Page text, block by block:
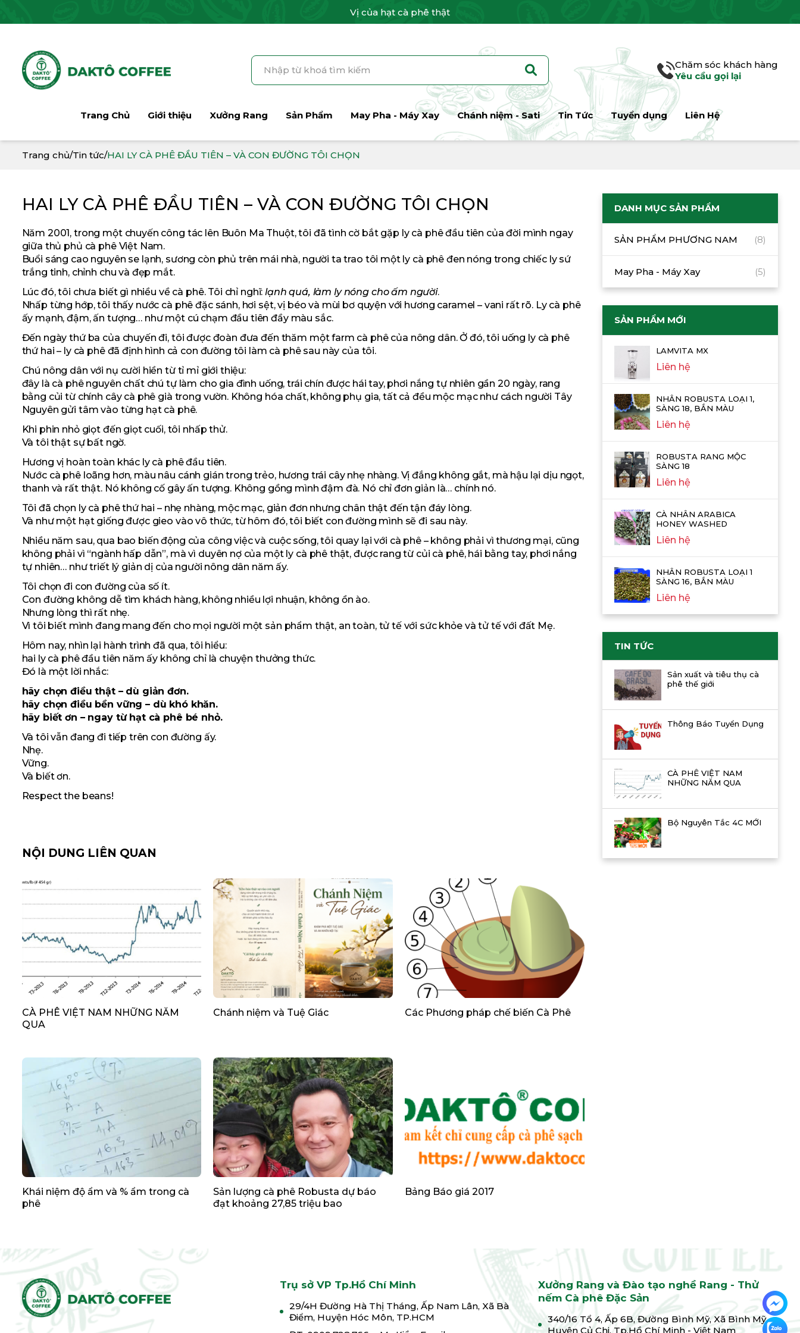
Vị của hạt cà phê thật
Chăm sóc khách hàng
Yêu cầu gọi lại
Trang Chủ Giới thiệu Xưởng Rang Sản Phẩm May Pha - Máy Xay Chánh niệm - Sati Tin Tức Tuyển dụng Liên Hệ
Trang chủ/Tin tức/HAI LY CÀ PHÊ ĐẦU TIÊN – VÀ CON ĐƯỜNG TÔI CHỌN
HAI LY CÀ PHÊ ĐẦU TIÊN – VÀ CON ĐƯỜNG TÔI CHỌN
Năm 2001, trong một chuyến công tác lên Buôn Ma Thuột, tôi đã tình cờ bắt gặp ly cà phê đầu tiên của đời mình ngay
giữa thủ phủ cà phê Việt Nam.
Buổi sáng cao nguyên se lạnh, sương còn phủ trên mái nhà, người ta trao tôi một ly cà phê đen nóng trong chiếc ly sứ
trắng tinh, chỉnh chu và đẹp mắt.
Lúc đó, tôi chưa biết gì nhiều về cà phê. Tôi chỉ nghĩ: lạnh quá, làm ly nóng cho ấm người.
Nhấp từng hớp, tôi thấy nước cà phê đặc sánh, hơi sệt, vị béo và mùi bơ quyện với hương caramel – vani rất rõ. Ly cà phê
ấy mạnh, đậm, ấn tượng… như một cú chạm đầu tiên đầy màu sắc.
Đến ngày thứ ba của chuyến đi, tôi được đoàn đưa đến thăm một farm cà phê của nông dân. Ở đó, tôi uống ly cà phê
thứ hai – ly cà phê đã định hình cả con đường tôi làm cà phê sau này của tôi.
Chú nông dân với nụ cười hiền từ tỉ mỉ giới thiệu:
đây là cà phê nguyên chất chú tự làm cho gia đình uống, trái chín được hái tay, phơi nắng tự nhiên gần 20 ngày, rang
bằng củi từ chính cây cà phê già trong vườn. Không hóa chất, không phụ gia, tất cả đều mộc mạc như cách người Tây
Nguyên gửi tâm vào từng hạt cà phê.
Khi phin nhỏ giọt đến giọt cuối, tôi nhấp thử.
Và tôi thật sự bất ngờ.
Hương vị hoàn toàn khác ly cà phê đầu tiên.
Nước cà phê loãng hơn, màu nâu cánh gián trong trẻo, hương trái cây nhẹ nhàng. Vị đắng không gắt, mà hậu lại dịu ngọt,
thanh và rất thật. Nó không cố gây ấn tượng. Không gồng mình đậm đà. Nó chỉ đơn giản là… chính nó.
Tôi đã chọn ly cà phê thứ hai – nhẹ nhàng, mộc mạc, giản đơn nhưng chân thật đến tận đáy lòng.
Và như một hạt giống được gieo vào vô thức, từ hôm đó, tôi biết con đường mình sẽ đi sau này.
Nhiều năm sau, qua bao biến động của công việc và cuộc sống, tôi quay lại với cà phê – không phải vì thương mại, cũng
không phải vì “ngành hấp dẫn”, mà vì duyên nợ của một ly cà phê thật, được rang từ củi cà phê, hái bằng tay, phơi nắng
tự nhiên… như triết lý giản dị của người nông dân năm ấy.
Tôi chọn đi con đường của số ít.
Con đường không dễ tìm khách hàng, không nhiều lợi nhuận, không ồn ào.
Nhưng lòng thì rất nhẹ.
Vì tôi biết mình đang mang đến cho mọi người một sản phẩm thật, an toàn, tử tế với sức khỏe và tử tế với đất Mẹ.
Hôm nay, nhìn lại hành trình đã qua, tôi hiểu:
hai ly cà phê đầu tiên năm ấy không chỉ là chuyện thưởng thức.
Đó là một lời nhắc:
hãy chọn điều thật – dù giản đơn.
hãy chọn điều bền vững – dù khó khăn.
hãy biết ơn – ngay từ hạt cà phê bé nhỏ.
Và tôi vẫn đang đi tiếp trên con đường ấy.
Nhẹ.
Vững.
Và biết ơn.
Respect the beans!
NỘI DUNG LIÊN QUAN
CÀ PHÊ VIỆT NAM NHỮNG NĂM
QUA
Chánh niệm và Tuệ Giác Các Phương pháp chế biến Cà Phê
Khái niệm độ ẩm và % ẩm trong cà
phê
Sản lượng cà phê Robusta dự báo
đạt khoảng 27,85 triệu bao
Bảng Báo giá 2017
DANH MỤC SẢN PHẨM
SẢN PHẨM PHƯƠNG NAM (8)
May Pha - Máy Xay (5)
SẢN PHẨM MỚI
LAMVITA MX
Liên hệ
NHÂN ROBUSTA LOẠI 1,
SÀNG 18, BẮN MÀU
Liên hệ
ROBUSTA RANG MỘC
SÀNG 18
Liên hệ
CÀ NHÂN ARABICA
HONEY WASHED
Liên hệ
NHÂN ROBUSTA LOẠI 1
SÀNG 16, BẮN MÀU
Liên hệ
TIN TỨC
Sản xuất và tiêu thụ cà
phê thế giới
Thông Báo Tuyển Dụng
CÀ PHÊ VIỆT NAM
NHỮNG NĂM QUA
Bộ Nguyên Tắc 4C MỚI
Trụ sở VP Tp.Hồ Chí Minh
29/4H Đường Hà Thị Tháng, Ấp Nam Lân, Xã Bà
Điểm, Huyện Hóc Môn, TP.HCM
Xưởng Rang và Đào tạo nghề Rang - Thử
nếm Cà phê Đặc Sản
340/16 Tổ 4, Ấp 6B, Đường Bình Mỹ, Xã Bình Mỹ,
Huyện Củ Chi, Tp.Hồ Chí Minh - Việt Nam